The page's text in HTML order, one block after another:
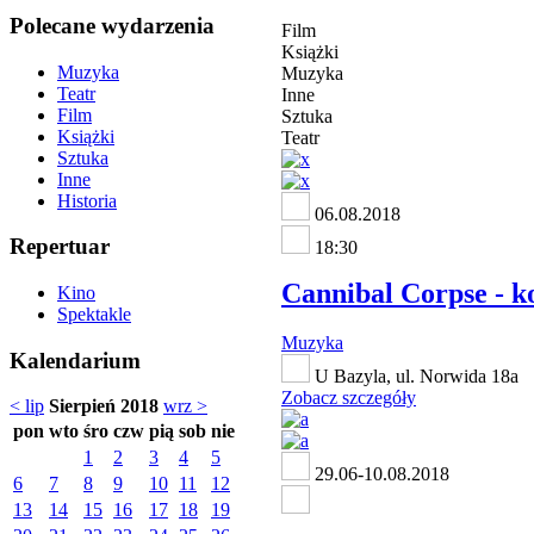
Polecane wydarzenia
Muzyka
Teatr
Film
Książki
Sztuka
Inne
Historia
Repertuar
Kino
Spektakle
Kalendarium
< lip Sierpień 2018 wrz >
pon wto śro czw pią sob nie
1
2 3 4
5
6
7 8 9 10 11
12
13
14 15 16 17 18
19
Film
Książki
Muzyka
Inne
Sztuka
Teatr
06.08.2018
18:30
Cannibal Corpse -
Muzyka
U Bazyla, ul. Norwida 18a
Zobacz szczegóły
29.06-10.08.2018